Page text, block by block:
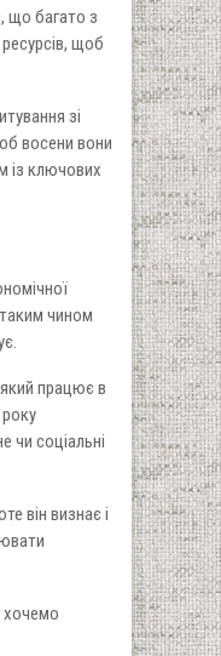
що багато з
щоб
зі
восени вони
із ключових
чином
працює в
чи соціальні
він визнає і
хочемо